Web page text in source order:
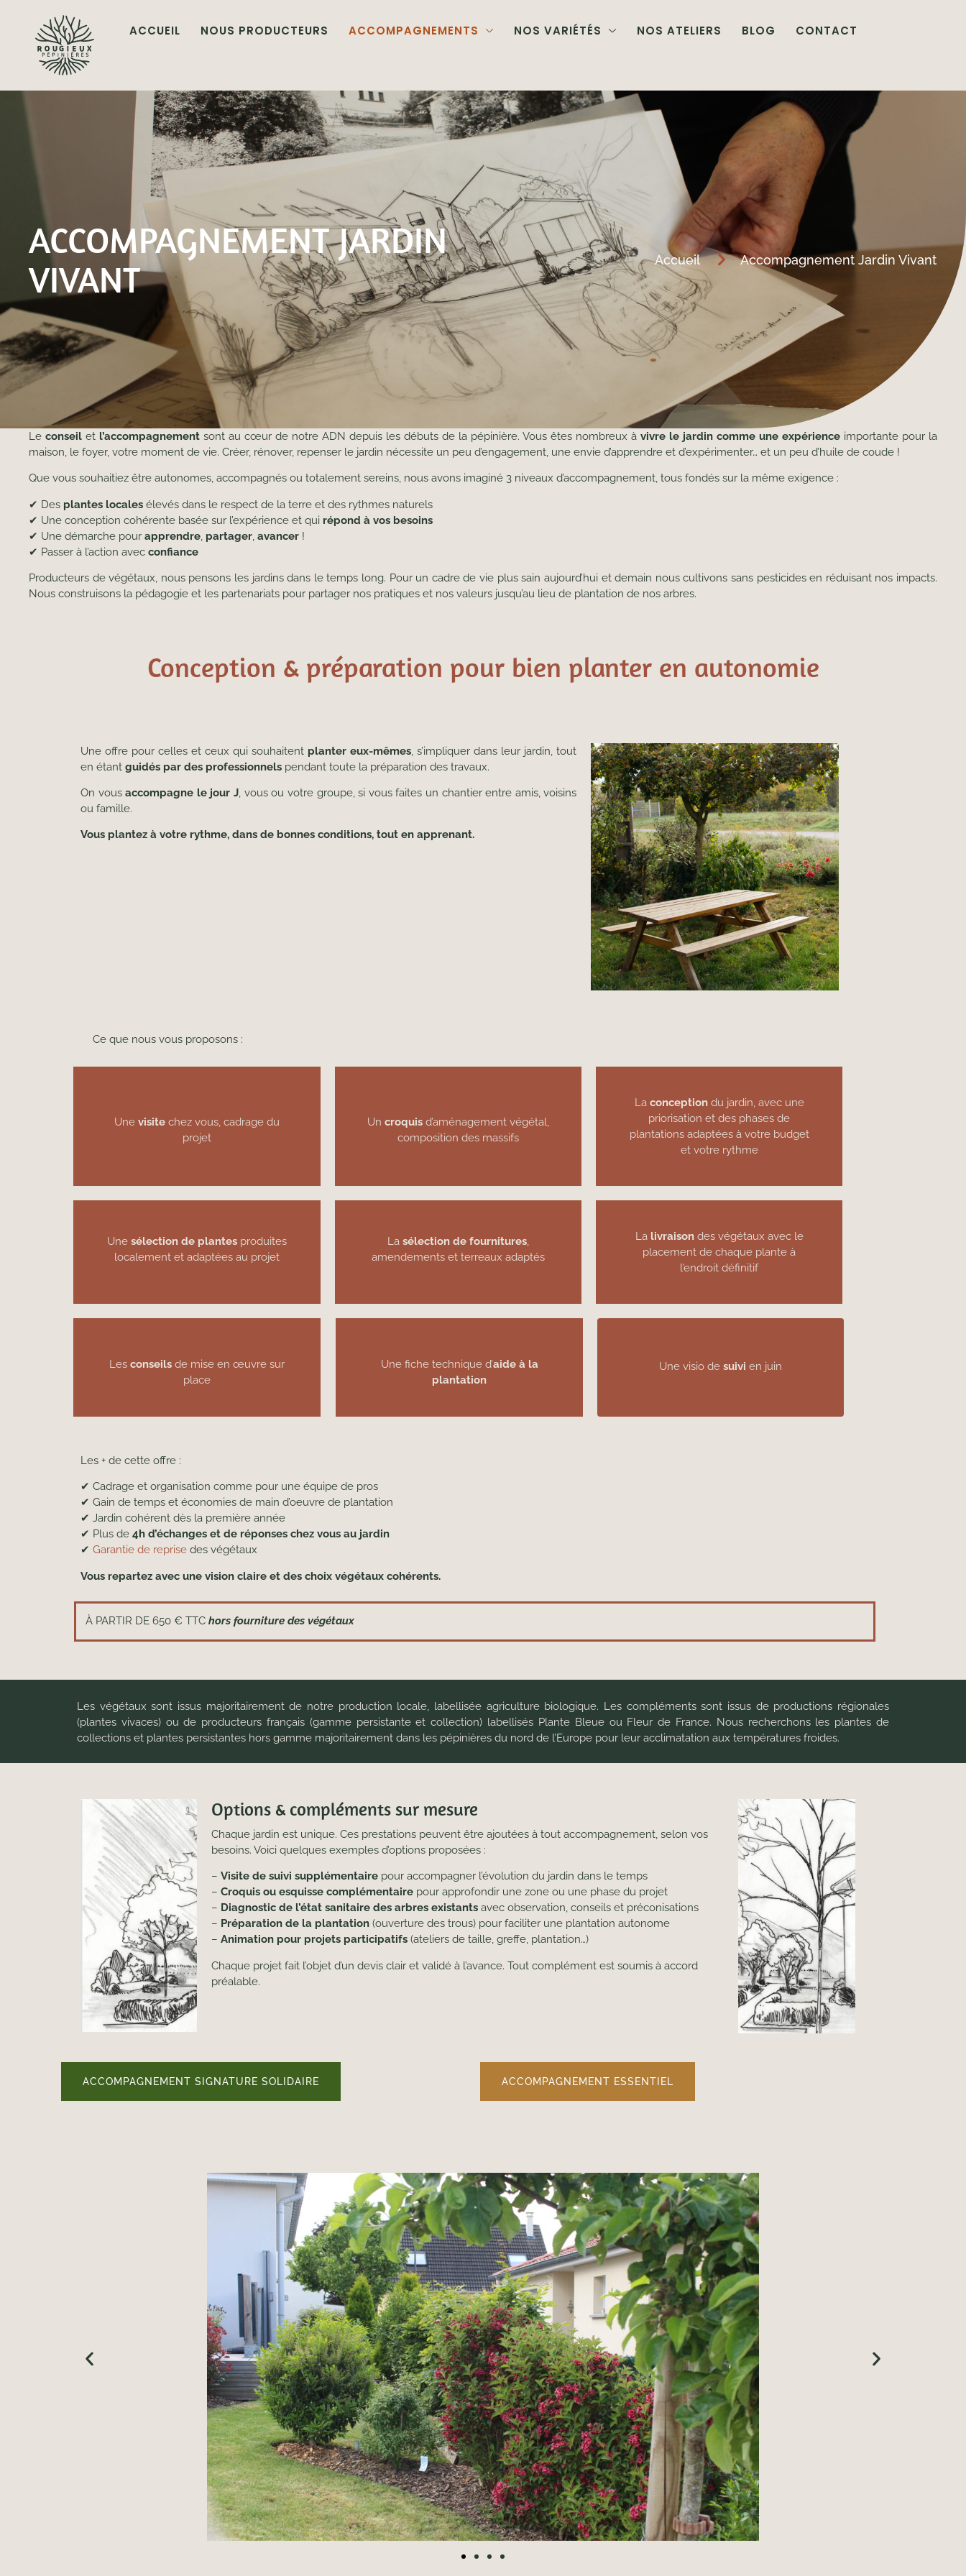
ACCUEIL NOUS PRODUCTEURS ACCOMPAGNEMENTS NOS VARIÉTÉS NOS ATELIERS BLOG CONTACT
ACCOMPAGNEMENT JARDIN
VIVANT
Accueil Accompagnement Jardin Vivant
Le conseil et l’accompagnement sont au cœur de notre ADN depuis les débuts de la pépinière. Vous êtes nombreux à vivre le jardin comme une expérience importante pour la
maison, le foyer, votre moment de vie. Créer, rénover, repenser le jardin nécessite un peu d’engagement, une envie d’apprendre et d’expérimenter… et un peu d’huile de coude !
Que vous souhaitiez être autonomes, accompagnés ou totalement sereins, nous avons imaginé 3 niveaux d’accompagnement, tous fondés sur la même exigence :
✔ Des plantes locales élevés dans le respect de la terre et des rythmes naturels
✔ Une conception cohérente basée sur l’expérience et qui répond à vos besoins
✔ Une démarche pour apprendre, partager, avancer !
✔ Passer à l’action avec confiance
Producteurs de végétaux, nous pensons les jardins dans le temps long. Pour un cadre de vie plus sain aujourd’hui et demain nous cultivons sans pesticides en réduisant nos impacts.
Nous construisons la pédagogie et les partenariats pour partager nos pratiques et nos valeurs jusqu’au lieu de plantation de nos arbres.
Conception & préparation pour bien planter en autonomie
Une offre pour celles et ceux qui souhaitent planter eux-mêmes , s’impliquer dans leur jardin, tout
en étant guidés par des professionnels pendant toute la préparation des travaux.
On vousaccompagne le jour J, vous ou votre groupe, si vous faites un chantier entre amis, voisins
ou famille.
Vous plantez à votre rythme, dans de bonnes conditions, tout en apprenant.
Ce que nous vous proposons :
Unevisite chez vous, cadrage du
projet
Uncroquis d’aménagement végétal,
composition des massifs
La conceptiondu jardin, avec une
priorisation et des phases de
plantations adaptées à votre budget
et votre rythme
Une sélection de plantes produites
localement et adaptées au projet
Lasélection de fournitures,
amendements et terreaux adaptés
La livraisondes végétaux avec le
placement de chaque plante à
l’endroit définitif
Lesconseils de mise en œuvre sur
place
Une fiche technique d’aide à la
plantation
Une visio desuivi en juin
Les + de cette offre :
✔ Cadrage et organisation comme pour une équipe de pros
✔ Gain de temps et économies de main d’oeuvre de plantation
✔ Jardin cohérent dès la première année
✔ Plus de 4h d’échanges et de réponses chez vous au jardin
✔ Garantie de reprise des végétaux
Vous repartez avec une vision claire et des choix végétaux cohérents.
À PARTIR DE 650 € TTC hors fourniture des végétaux
Les végétaux sont issus majoritairement de notre production locale, labellisée agriculture biologique. Les compléments sont issus de productions régionales
(plantes vivaces) ou de producteurs français (gamme persistante et collection) labellisés Plante Bleue ou Fleur de France. Nous recherchons les plantes de
collections et plantes persistantes hors gamme majoritairement dans les pépinières du nord de l’Europe pour leur acclimatation aux températures froides.
Options & compléments sur mesure
Chaque jardin est unique. Ces prestations peuvent être ajoutées à tout accompagnement, selon vos
besoins. Voici quelques exemples d’options proposées :
– Visite de suivi supplémentairepour accompagner l’évolution du jardin dans le temps
– Croquis ou esquisse complémentairepour approfondir une zone ou une phase du projet
– Diagnostic de l’état sanitaire des arbres existantsavec observation, conseils et préconisations
– Préparation de la plantation(ouverture des trous) pour faciliter une plantation autonome
– Animation pour projets participatifs(ateliers de taille, greffe, plantation…)
Chaque projet fait l’objet d’un devis clair et validé à l’avance. Tout complément est soumis à accord
préalable.
ACCOMPAGNEMENT SIGNATURE SOLIDAIRE ACCOMPAGNEMENT ESSENTIEL